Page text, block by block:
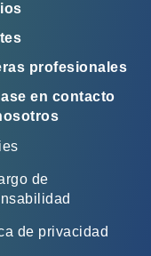
profesionales
en contacto
de
de privacidad